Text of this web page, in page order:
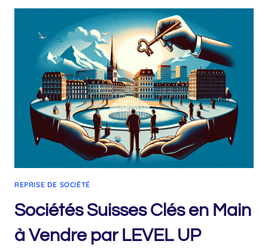
STARTUPS
WEB3
AT
IA
REPRISE DE SOCIÉTÉ
Sociétés Suisses Clés en Main
à Vendre par LEVEL UP